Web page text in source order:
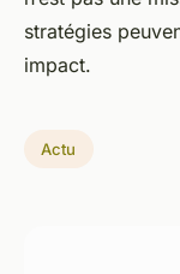
stratégies
impact.
Actu